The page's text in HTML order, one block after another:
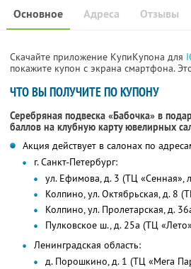
Основное Отзывы
Адреса
Скачайте приложение КупиКупона для
покажите купон с экрана смартфона.
ЧТО ВЫ ПОЛУЧИТЕ ПО КУПОНУ
Серебряная подвеска «Бабочка» в
баллов на клубную карту ювелирных
Акция действует в салонах по
г. Санкт-Петербург:
ул. Ефимова, д. 3 (ТЦ «Сенная»,
Колпино, ул. Октябрьская, д. 8
Колпино, ул. Пролетарская, д.
Пулковское ш., д. 25а (ТЦ
Ленинградская область:
д. Порошкино, д. 1 (ТЦ «Мега